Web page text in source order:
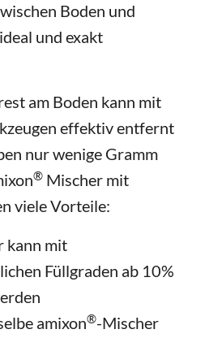
Boden und
und exakt
am Boden kann mit
effektiv entfernt
nur wenige Gramm
® Mischer mit
viele Vorteile:
kann mit
Füllgraden ab 10%
amixon®-Mischer